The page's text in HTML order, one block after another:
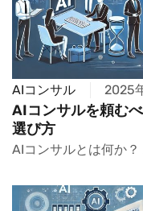
AIコンサル 2025
AIコンサルを頼む
選び方
AIコンサルとは何か？